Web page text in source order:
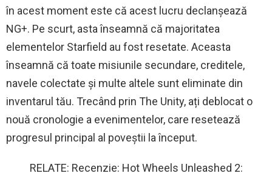
în acest moment este că acest lucru declanșează
NG+. Pe scurt, asta înseamnă că majoritatea
elementelor Starfield au fost resetate. Aceasta
înseamnă că toate misiunile secundare, creditele,
navele colectate și multe altele sunt eliminate din
inventarul tău. Trecând prin The Unity, ați deblocat o
nouă cronologie a evenimentelor, care resetează
progresul principal al poveștii la început.
RELATE: Recenzie: Hot Wheels Unleashed 2: